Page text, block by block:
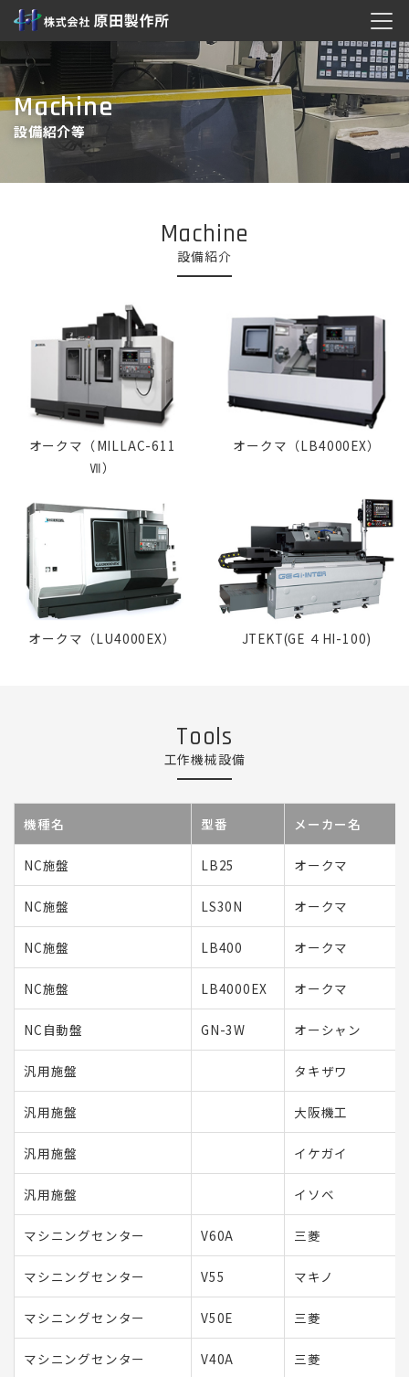
Machine
設備紹介等
Machine
設備紹介
オークマ（MILLAC-611
Ⅶ）
オークマ（LB4000EX）
オークマ（LU4000EX） JTEKT(GE ４HI-100)
Tools
工作機械設備
機種名 型番 メーカー名
NC施盤 LB25 オークマ
NC施盤 LS30N オークマ
NC施盤 LB400 オークマ
NC施盤 LB4000EX オークマ
NC自動盤 GN-3W オーシャン
汎用施盤 タキザワ
汎用施盤 大阪機工
汎用施盤 イケガイ
汎用施盤 イソベ
マシニングセンター V60A 三菱
マシニングセンター V55 マキノ
マシニングセンター V50E 三菱
マシニングセンター V40A 三菱